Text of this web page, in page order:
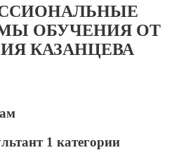
ОБУЧЕНИЯ ОТ
КАЗАНЦЕВА
1 категории